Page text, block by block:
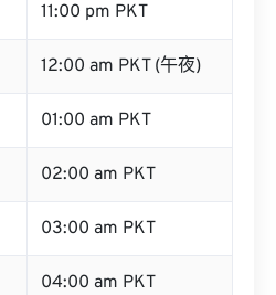
11:00 pm PKT
12:00 am PKT (午夜)
01:00 am PKT
02:00 am PKT
03:00 am PKT
04:00 am PKT